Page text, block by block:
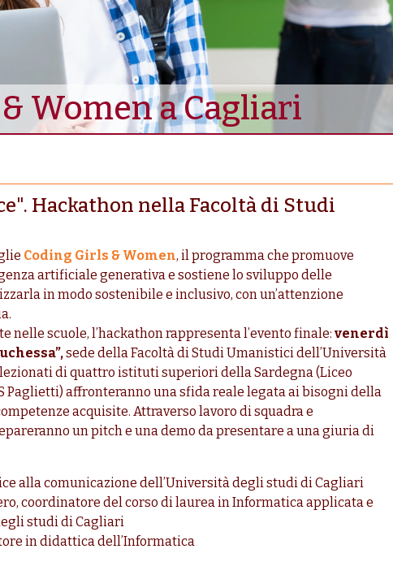
Women a Cagliari
Hackathon nella Facoltà di Studi
Coding Girls & Women, il programma che promuove
artificiale generativa e sostiene lo sviluppo delle
in modo sostenibile e inclusivo, con un’attenzione
nelle scuole, l’hackathon rappresenta l’evento finale: venerdì
sede della Facoltà di Studi Umanistici dell’Università
di quattro istituti superiori della Sardegna (Liceo
Paglietti) affronteranno una sfida reale legata ai bisogni della
acquisite. Attraverso lavoro di squadra e
un pitch e una demo da presentare a una giuria di
alla comunicazione dell’Università degli studi di Cagliari
coordinatore del corso di laurea in Informatica applicata e
studi di Cagliari
in didattica dell’Informatica